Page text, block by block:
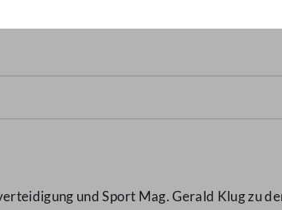
und Sport Mag. Gerald Klug zu